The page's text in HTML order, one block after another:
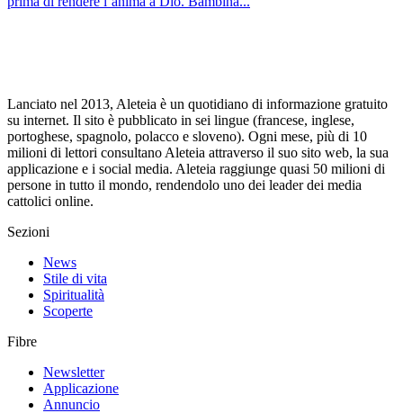
Lanciato nel 2013, Aleteia è un quotidiano di informazione gratuito
su internet. Il sito è pubblicato in sei lingue (francese, inglese,
portoghese, spagnolo, polacco e sloveno). Ogni mese, più di 10
milioni di lettori consultano Aleteia attraverso il suo sito web, la sua
applicazione e i social media. Aleteia raggiunge quasi 50 milioni di
persone in tutto il mondo, rendendolo uno dei leader dei media
cattolici online.
Sezioni
News
Stile di vita
Spiritualità
Scoperte
Fibre
Newsletter
Applicazione
Annuncio